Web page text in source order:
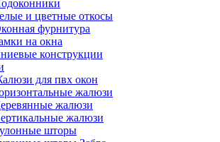
и цветные откосы
фурнитура
на окна
конструкции
для пвх окон
жалюзи
жалюзи
жалюзи
шторы